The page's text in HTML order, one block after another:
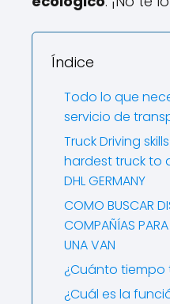
Índice
Todo lo que
servicio de
Truck Driving
hardest truck to
DHL GERMANY
COMO BUSCAR
COMPAÑÍAS
UNA VAN
¿Cuánto tiempo
¿Cuál es la